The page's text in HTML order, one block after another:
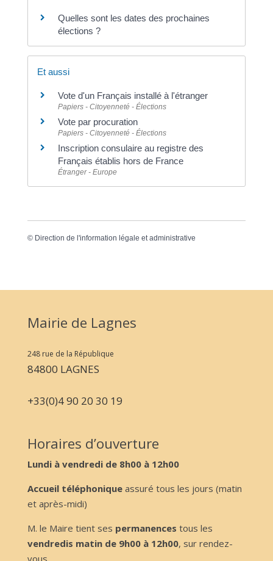
Quelles sont les dates des prochaines
élections ?
Et aussi
Vote d'un Français installé à l'étranger
Papiers - Citoyenneté - Élections
Vote par procuration
Papiers - Citoyenneté - Élections
Inscription consulaire au registre des
Français établis hors de France
Étranger - Europe
© Direction de l'information légale et administrative
Mairie de Lagnes
248 rue de la République
84800 LAGNES
+33(0)4 90 20 30 19
Horaires d’ouverture
Lundi à vendredi de 8h00 à 12h00
Accueil téléphoniqueassuré tous les jours (matin
et après-midi)
M. le Maire tient ses permanences tous les
vendredis matin de 9h00 à 12h00, sur rendez-
vous